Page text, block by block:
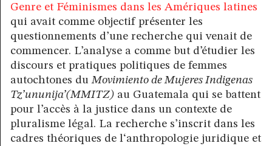
Genre et Féminismes dans les Amériques latines
qui avait comme objectif présenter les
questionnements d’une recherche qui venait de
commencer. L’analyse a comme but d’étudier les
discours et pratiques politiques de femmes
autochtones duMovimiento de Mujeres Indigenas
Tz’ununija’(MMITZ) au Guatemala qui se battent
pour l’accès à la justice dans un contexte de
pluralisme légal. La recherche s’inscrit dans les
cadres théoriques de l‘anthropologie juridique et